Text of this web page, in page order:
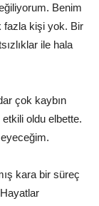
Benim
fazla kişi yok. Bir
ile hala
çok kaybın
oldu elbette.
kara bir süreç